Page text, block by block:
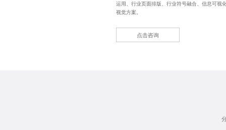
运用、行业页面排版、行业符号融合、信息可视
视觉方案。
点击咨询